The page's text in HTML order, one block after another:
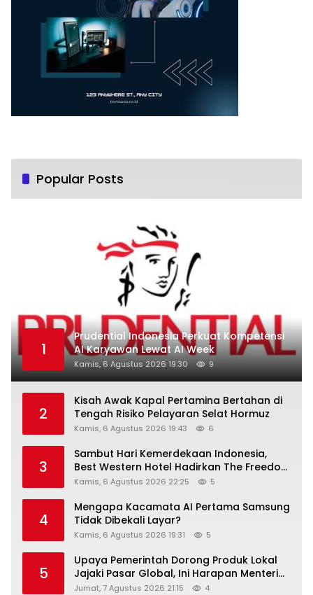
Popular Posts
1
Prudential Indonesia Perkuat Kompetensi
AI Karyawan Lewat AI Week
Kamis, 6 Agustus 2026 19:30 9
2
Kisah Awak Kapal Pertamina Bertahan di
Tengah Risiko Pelayaran Selat Hormuz
Kamis, 6 Agustus 2026 19:43 6
3
Sambut Hari Kemerdekaan Indonesia,
Best Western Hotel Hadirkan The Freedom
Stay Diskon Hingga 45%
Kamis, 6 Agustus 2026 22:25 5
4
Mengapa Kacamata AI Pertama Samsung
Tidak Dibekali Layar?
Kamis, 6 Agustus 2026 19:31 5
5
Upaya Pemerintah Dorong Produk Lokal
Jajaki Pasar Global, Ini Harapan Menteri
Perindustrian RI Lewat ILT dan IGT Expo
Jumat, 7 Agustus 2026 21:15 4